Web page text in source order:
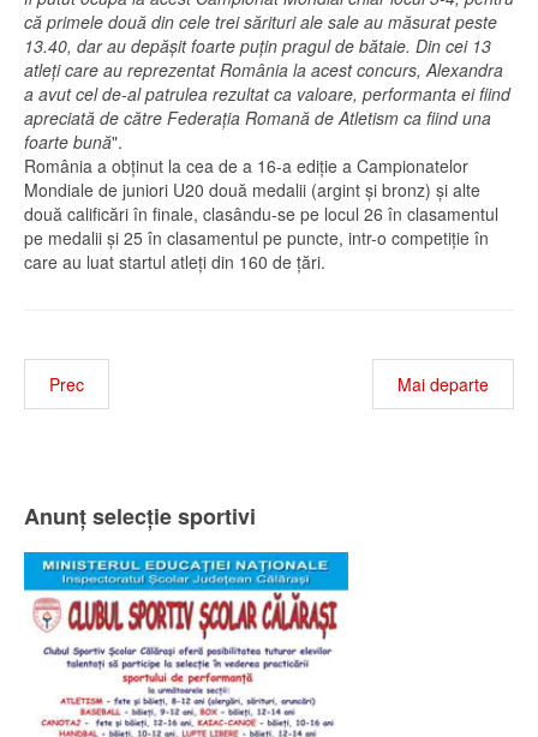
că primele două din cele trei sărituri ale sale au măsurat peste
13.40, dar au depăşit foarte puţin pragul de bătaie. Din cei 13
atleţi care au reprezentat România la acest concurs, Alexandra
a avut cel de-al patrulea rezultat ca valoare, performanta ei fiind
apreciată de către Federaţia Romană de Atletism ca fiind una
foarte bună".
România a obţinut la cea de a 16-a ediţie a Campionatelor
Mondiale de juniori U20 două medalii (argint şi bronz) şi alte
două calificări în finale, clasându-se pe locul 26 în clasamentul
pe medalii şi 25 în clasamentul pe puncte, intr-o competiţie în
care au luat startul atleţi din 160 de ţări.
Prec Mai departe
Anunț selecție sportivi